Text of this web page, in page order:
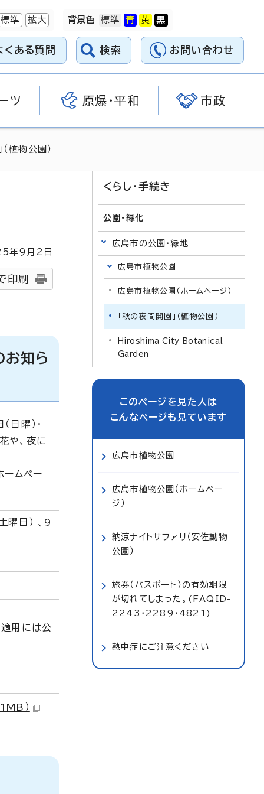
標準 拡大 背景色
くある質問 検索 お問い合わせ
ツ 原爆・平和 市政
植物公園）
年9月2日
印刷
お知ら
曜）・
や、夜に
ムペー
曜日） 、9
用には公
）
くらし・手続き
公園・緑化
広島市の公園・緑地
広島市植物公園
広島市植物公園（ホームページ）
「秋の夜間開園」（植物公園）
Hiroshima City Botanical
Garden
このページを見た人は
こんなページも見ています
広島市植物公園
広島市植物公園（ホームペー
ジ）
納涼ナイトサファリ（安佐動物
公園）
旅券（パスポート）の有効期限
が切れてしまった。(FAQID-
2243・2289・4821)
熱中症にご注意ください